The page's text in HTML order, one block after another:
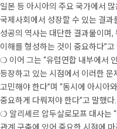
일본 등 아시아의 주요 국가에서
국제사회에서 성장할 수 있는 결과
성공의 역사는 대단한 결과물이며
이해를 형성하는 것이 중요하다”고
❍ 이어 그는 “유럽연합 내부에서
등장하고 있는 시점에서 이러한
고민해야 한다”며 “동시에 아시아
중요하게 다뤄져야 한다”고 말했다.
❍ 알리셰르 압두살로모프 대사는